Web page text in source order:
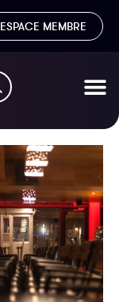
ESPACE MEMBRE